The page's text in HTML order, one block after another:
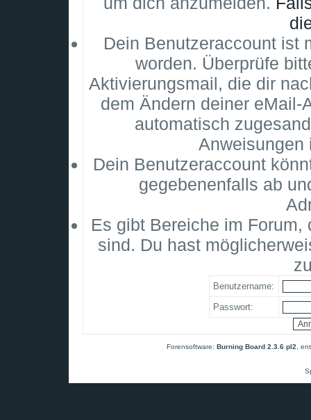
Dein Benutzeraccount ist
worden. Überprüfe
Aktivierungsmail, die dir
dem Ändern deiner eMail-
automatisch
Anweisungen
Dein Benutzeraccount
gegebenenfalls ab
Es gibt Bereiche im
sind. Du hast
Benutzername:
Passwort:
Forensoftware: Burning Board 2.3.6 pl2 ,